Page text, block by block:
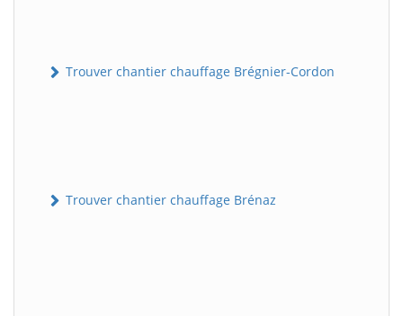
Trouver chantier chauffage Brégnier-Cordon
Trouver chantier chauffage Brénaz